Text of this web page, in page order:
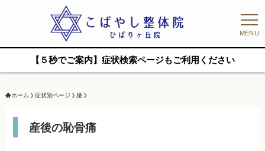
MENU
【５秒でご案内】症状検索ページもご利用ください
ホーム 症状別ページ 腰
産後の恥骨痛